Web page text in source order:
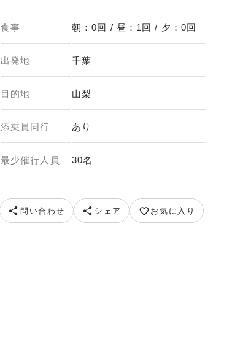
食事 朝：0回 / 昼：1回 / 夕：0回
出発地 千葉
目的地 山梨
添乗員同行 あり
最少催行人員 30名
問い合わせ シェア お気に入り